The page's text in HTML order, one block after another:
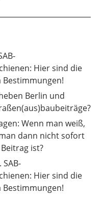
Hier sind die
Berlin und
Wenn man weiß,
dann nicht sofort
ist?
Hier sind die